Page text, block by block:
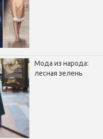
Мода из народа:
лесная зелень